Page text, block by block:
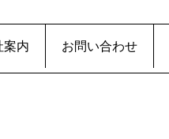
案内 お問い合わせ